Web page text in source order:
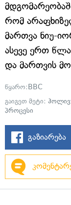
რომ
მართვა ნიუ-
ასევე ერთ
და მართვის
წყარო: BBC
გაიგეთ მეტი:
პროცესი
გაზიარება